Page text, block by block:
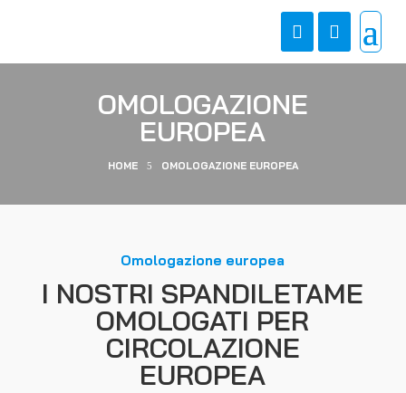
OMOLOGAZIONE
EUROPEA
HOME 5 OMOLOGAZIONE EUROPEA
Omologazione europea
I NOSTRI SPANDILETAME
OMOLOGATI PER
CIRCOLAZIONE
EUROPEA